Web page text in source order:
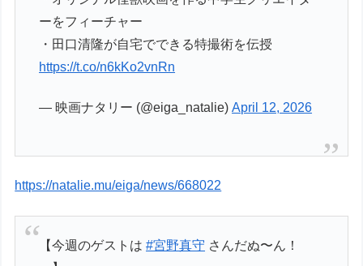
ーをフィーチャー
・田口清隆が自宅でできる特撮術を伝授
https://t.co/n6kKo2vnRn
— 映画ナタリー (@eiga_natalie)April 12, 2026
https://natalie.mu/eiga/news/668022
【今週のゲストは#宮野真守 さんだぬ〜ん！